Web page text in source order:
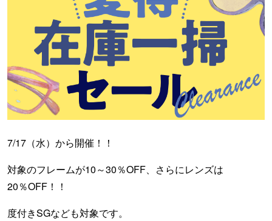
7/17（水）から開催！！
対象のフレームが10～30％OFF、さらにレンズは
20％OFF！！
度付きSGなども対象です。